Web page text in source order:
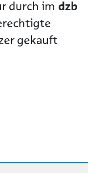
durch im dzb
gekauft